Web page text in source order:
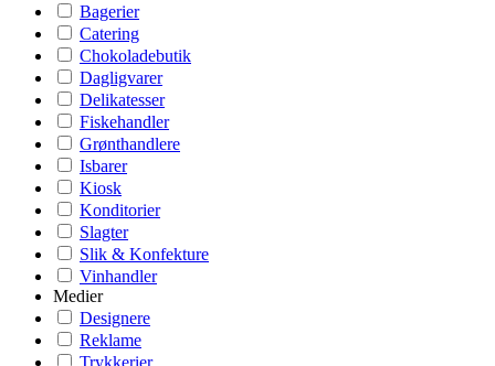
Bagerier
Catering
Chokoladebutik
Dagligvarer
Delikatesser
Fiskehandler
Grønthandlere
Isbarer
Kiosk
Konditorier
Slagter
Slik & Konfekture
Vinhandler
Medier
Designere
Reklame
Trykkerier